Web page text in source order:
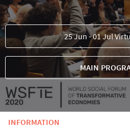
25 Jun - 01 Jul
MAIN
INFORMATION